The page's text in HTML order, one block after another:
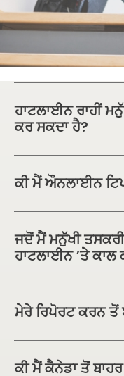
ਹਾਟਲਾਈਨ ਰਾਹੀਂ
ਕਰ ਸਕਦਾ ਹੈ?
ਕੀ ਮੈਂ ਔਨਲਾਈਨ
ਜਦੋਂ ਮੈਂ ਮਨੁੱਖੀ
ਹਾਟਲਾਈਨ 'ਤੇ ਕਾਲ
ਮੇਰੇ ਰਿਪੋਰਟ ਕਰਨ ਤੋਂ
ਕੀ ਮੈਂ ਕੈਨੇਡਾ ਤੋਂ